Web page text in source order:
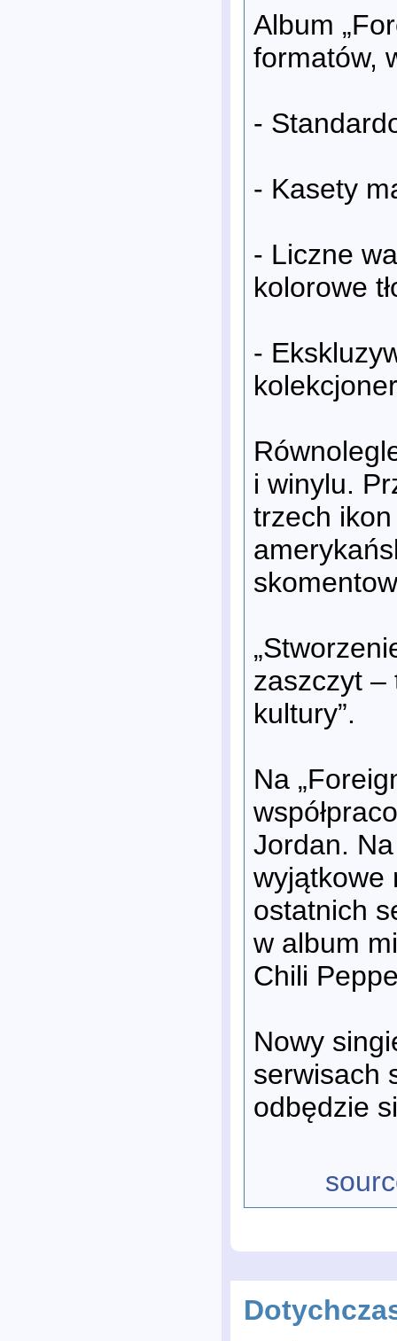
Album
formatów,
-
- Kasety
- Liczne
kolorowe
-
i winylu.
trzech
zaszczyt –
kultury”.
Na
Jordan.
wyjątkowe
ostatnich
w album
Chili
Nowy
serwisach
odbędzie